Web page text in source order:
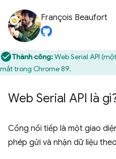
François Beaufort
Thành công:Web Serial API
mắt trong Chrome 89.
Web Serial API là
Cổng nối tiếp là một giao
phép gửi và nhận dữ liệu